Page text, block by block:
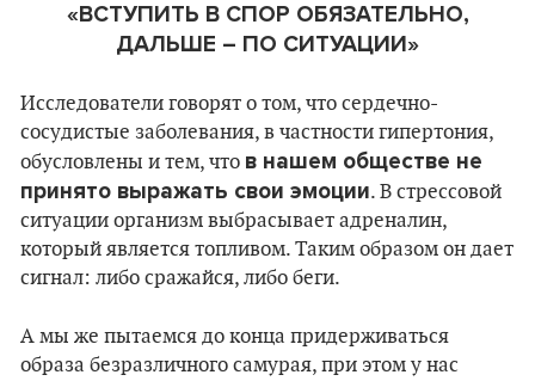
«ВСТУПИТЬ В СПОР ОБЯЗАТЕЛЬНО,
ДАЛЬШЕ – ПО СИТУАЦИИ»
Исследователи говорят о том, что сердечно-
сосудистые заболевания, в частности гипертония,
обусловлены и тем, что в нашем обществе не
принято выражать свои эмоции. В стрессовой
ситуации организм выбрасывает адреналин,
который является топливом. Таким образом он дает
сигнал: либо сражайся, либо беги.
А мы же пытаемся до конца придерживаться
образа безразличного самурая, при этом у нас